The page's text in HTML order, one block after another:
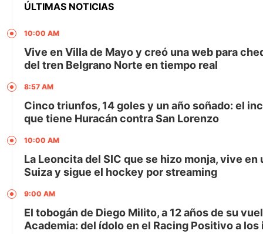
ÚLTIMAS NOTICIAS
10:00 AM
Vive en Villa de Mayo y creó una web para
del tren Belgrano Norte en tiempo real
8:57 AM
Cinco triunfos, 14 goles y un año soñado: el
que tiene Huracán contra San Lorenzo
10:00 AM
La Leoncita del SIC que se hizo monja, vive
Suiza y sigue el hockey por streaming
9:00 AM
El tobogán de Diego Milito, a 12 años de su
Academia: del ídolo en el Racing Positivo a